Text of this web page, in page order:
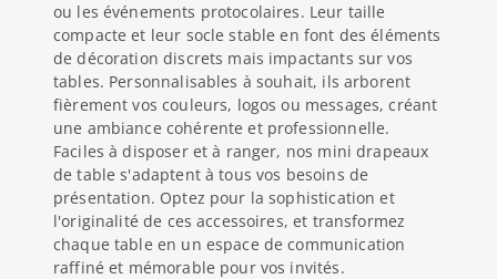
ou les événements protocolaires. Leur taille
compacte et leur socle stable en font des éléments
de décoration discrets mais impactants sur vos
tables. Personnalisables à souhait, ils arborent
fièrement vos couleurs, logos ou messages, créant
une ambiance cohérente et professionnelle.
Faciles à disposer et à ranger, nos mini drapeaux
de table s'adaptent à tous vos besoins de
présentation. Optez pour la sophistication et
l'originalité de ces accessoires, et transformez
chaque table en un espace de communication
raffiné et mémorable pour vos invités.